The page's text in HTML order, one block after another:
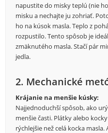
napustite do misky teplú (nie
misku a nechajte ju zohriať.
ho na kúsok masla. Teplo z
rozpustilo. Tento spôsob je
zmäknutého masla. Stačí pár
jedla.
2. Mechanické
Krájanie na menšie kúsky:
Najjednoduchší spôsob, ako
menšie časti. Plátky alebo
rýchlejšie než celá kocka